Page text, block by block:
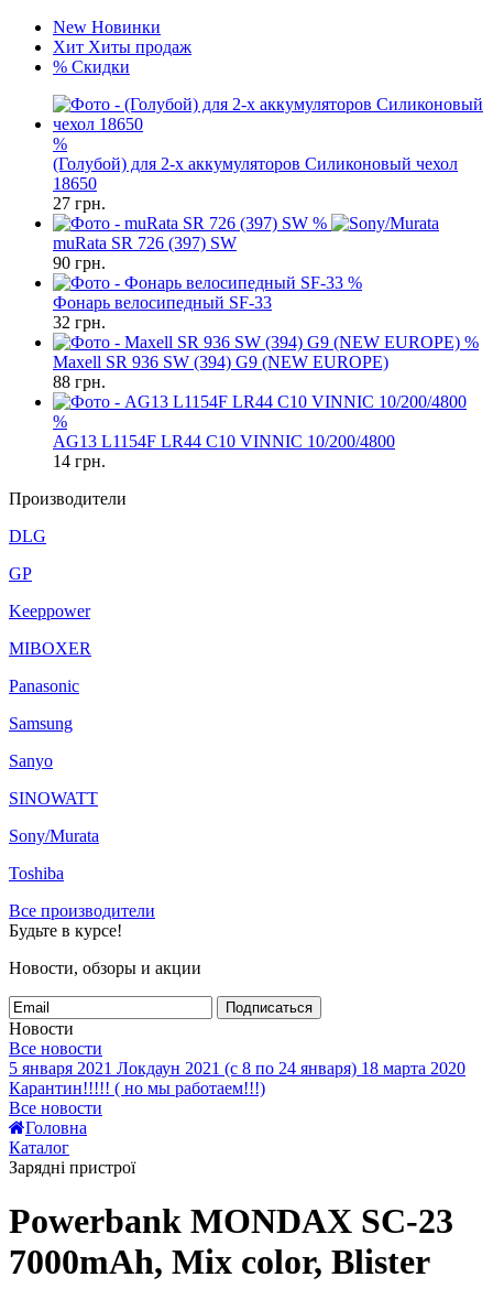
New Новинки
Хит Хиты продаж
% Скидки
%
(Голубой) для 2-х аккумуляторов Силиконовый чехол
18650
27 грн.
%
muRata SR 726 (397) SW
90 грн.
%
Фонарь велосипедный SF-33
32 грн.
%
Maxell SR 936 SW (394) G9 (NEW EUROPE)
88 грн.
%
AG13 L1154F LR44 C10 VINNIC 10/200/4800
14 грн.
Производители
DLG
GP
Keeppower
MIBOXER
Panasonic
Samsung
Sanyo
SINOWATT
Sony/Murata
Toshiba
Все производители
Будьте в курсе!
Новости, обзоры и акции
Подписаться
Новости
Все новости
5 января 2021 Локдаун 2021 (с 8 по 24 января) 18 марта 2020
Карантин!!!!! ( но мы работаем!!!)
Все новости
Головна
Каталог
Зарядні пристрої
Powerbank MONDAX SC-23
7000mAh, Mix color, Blister